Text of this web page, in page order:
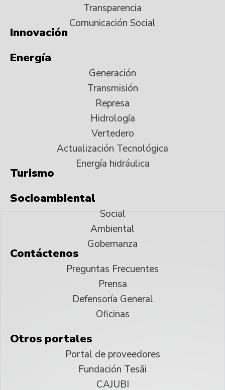
Transparencia
Comunicación Social
Innovación
Energía
Generación
Transmisión
Represa
Hidrología
Vertedero
Actualización Tecnológica
Energía hidráulica
Turismo
Socioambiental
Social
Ambiental
Gobernanza
Contáctenos
Preguntas Frecuentes
Prensa
Defensoría General
Oficinas
Otros portales
Portal de proveedores
Fundación Tesãi
CAJUBI